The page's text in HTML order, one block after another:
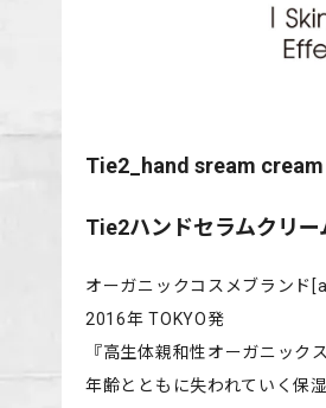
Tie2_hand sream cream
Tie2ハンドセラムクリ
オーガニックコスメブランド
2016年 TOKYO発
『高生体親和性オーガニック
年齢とともに失われていく保